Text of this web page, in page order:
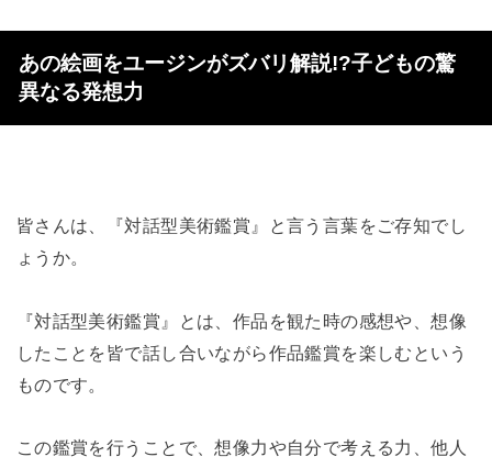
あの絵画をユージンがズバリ解説!?子どもの驚
異なる発想力
皆さんは、『対話型美術鑑賞』と言う言葉をご存知でし
ょうか。
『対話型美術鑑賞』とは、作品を観た時の感想や、想像
したことを皆で話し合いながら作品鑑賞を楽しむという
ものです。
この鑑賞を行うことで、想像力や自分で考える力、他人